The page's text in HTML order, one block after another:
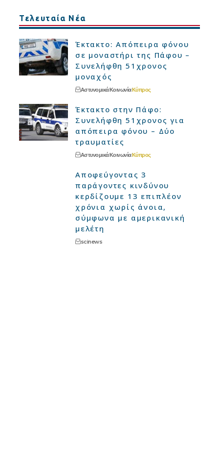
Τελευταία Νέα
Έκτακτο: Απόπειρα φόνου
σε μοναστήρι της Πάφου –
Συνελήφθη 51χρονος
μοναχός
ΑστυνομικάΚοινωνίαΚύπρος
Έκτακτο στην Πάφο:
Συνελήφθη 51χρονος για
απόπειρα φόνου – Δύο
τραυματίες
ΑστυνομικάΚοινωνίαΚύπρος
Αποφεύγοντας 3
παράγοντες κινδύνου
κερδίζουμε 13 επιπλέον
χρόνια χωρίς άνοια,
σύμφωνα με αμερικανική
μελέτη
scinews